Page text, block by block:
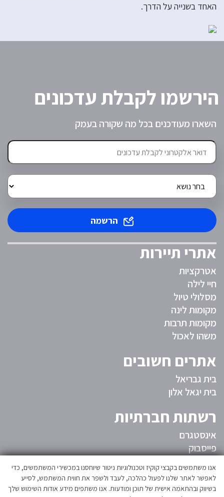
האחד בשנייה על הדרך.
הירשמו לקבלת עדכונים
השארו מעודכנים בכל מה שקורה בעמק
הרשמה
אתרי תיירות
אטרקציות
חיי לילה
מסלולי טיול
מקומות לינה
מקומות תרבות
משהו לאכול
אתרים חשובים
בית גבריאל
בית יגאל אלון
רשתות חברתיות
אינסטגרם
פייסבוק
המועצה
אגפי המועצה
אנו משתמשים בקבצי קוקיז וטכנולוגיות ניטור שיוחסנו במכשירי המשתמשים, כדי
לאפשר לאתר שלנו לפעול כהלכה, לעבד ולשפר את חווית המשתמש, לסייע
בשיווק ובהתאמה אישית של תוכן ומודעות. אנו משתפים מידע אודות השימוש שלך